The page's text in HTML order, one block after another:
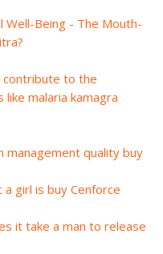
Well-Being - The Mouth-
contribute to the
malaria kamagra
management quality buy
girl is buy Cenforce
it take a man to release